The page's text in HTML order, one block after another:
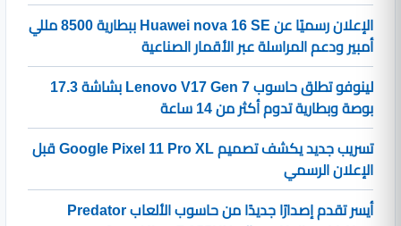
الإعلان رسميًا عن Huawei nova 16 SE ببطارية 8500 مللي
أمبير ودعم المراسلة عبر الأقمار الصناعية
لينوفو تطلق حاسوب Lenovo V17 Gen 7 بشاشة 17.3
بوصة وبطارية تدوم أكثر من 14 ساعة
تسريب جديد يكشف تصميم Google Pixel 11 Pro XL قبل
الإعلان الرسمي
أيسر تقدم إصدارًا جديدًا من حاسوب الألعاب Predator